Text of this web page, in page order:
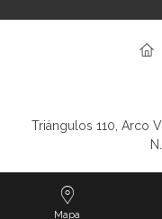
Triángulos 110, Arco
Mapa